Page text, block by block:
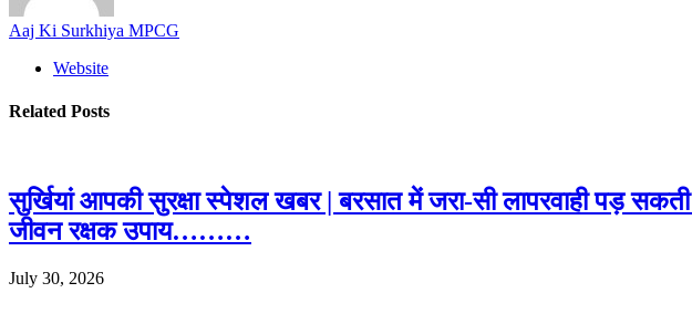
Aaj Ki Surkhiya MPCG
Website
Related Posts
सुर्खियां आपकी सुरक्षा स्पेशल खबर | बरसात में जरा-सी लापरवाही पड़
जीवन रक्षक उपाय………
July 30, 2026